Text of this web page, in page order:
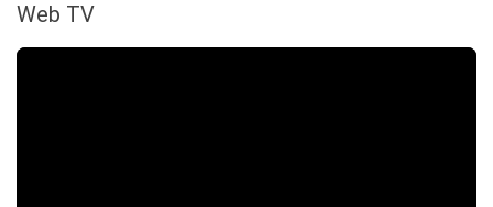
Web TV